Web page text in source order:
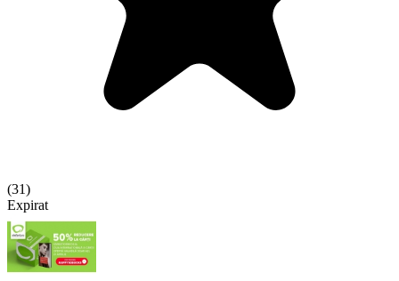
(31)
Expirat